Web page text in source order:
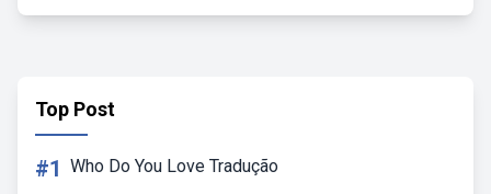
Top Post
#1 Who Do You Love Tradução